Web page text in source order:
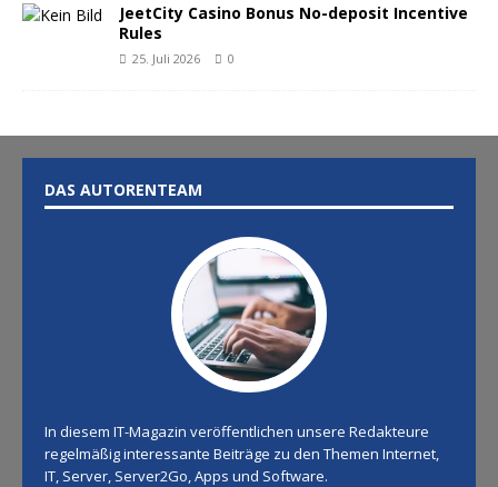
JeetCity Casino Bonus No-deposit Incentive
Rules
25. Juli 2026 0
DAS AUTORENTEAM
In diesem IT-Magazin veröffentlichen unsere Redakteure
regelmäßig interessante Beiträge zu den Themen Internet,
IT, Server, Server2Go, Apps und Software.